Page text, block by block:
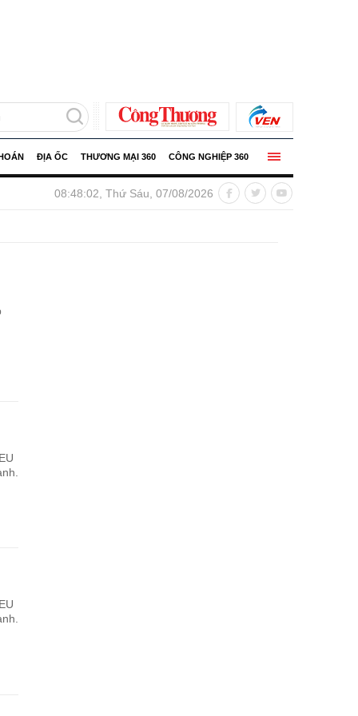
ĐỊA ỐC THƯƠNG MẠI 360 CÔNG NGHIỆP 360
| Ngày An ninh mạng Việt Nam 6/8: Lan tỏa thông điệp an
08:48:04, Thứ Sáu, 07/08/2026